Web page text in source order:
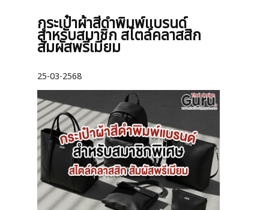
กระเป๋าผ้าสีดำพิมพ์แบรนด์
สำหรับสมาชิก สไตล์คลาสสิก
สัมผัสพรีเมียม
25-03-2568